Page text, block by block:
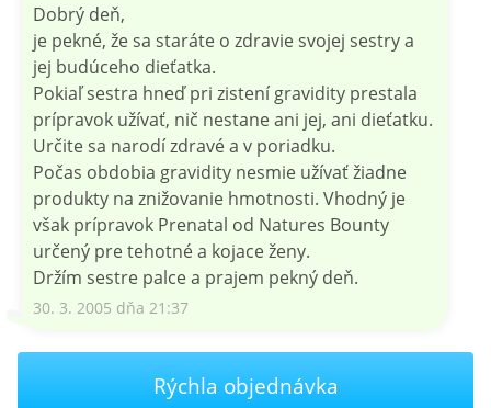
Dobrý deň,
je pekné, že sa staráte o zdravie svojej sestry a
jej budúceho dieťatka.
Pokiaľ sestra hneď pri zistení gravidity prestala
prípravok užívať, nič nestane ani jej, ani dieťatku.
Určite sa narodí zdravé a v poriadku.
Počas obdobia gravidity nesmie užívať žiadne
produkty na znižovanie hmotnosti. Vhodný je
však prípravok Prenatal od Natures Bounty
určený pre tehotné a kojace ženy.
Držím sestre palce a prajem pekný deň.
30. 3. 2005 dňa 21:37
Rýchla objednávka